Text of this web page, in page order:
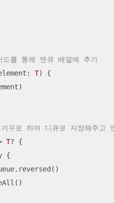
를 통해 엔큐 배열에 추가
: T)
{
꾸로 하여 디큐로 지정해주고
T? {
{